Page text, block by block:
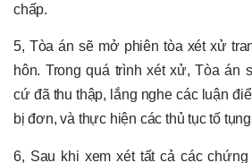
chấp.
5, Tòa án sẽ mở phiên tòa xét xử
hôn. Trong quá trình xét xử, Tòa án
cứ đã thu thập, lắng nghe các luận
bị đơn, và thực hiện các thủ tục tố
6, Sau khi xem xét tất cả các